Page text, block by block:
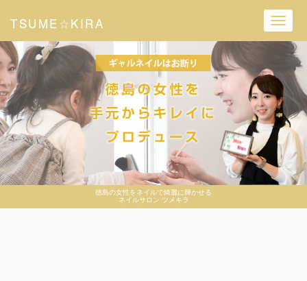
徳島の女性をネイルで綺麗に輝かせる
ネイルサロン ツメキラ
TSUME☆KIRA